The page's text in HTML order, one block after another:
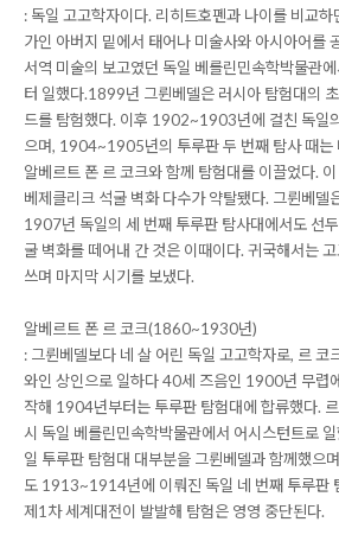
: 독일 고고학자이다. 리히트호펜과 나이를 비교
가인 아버지 밑에서 태어나 미술사와 아시아어를
서역 미술의 보고였던 독일 베를린민속학박물관
터 일했다.1899년 그륀베델은 러시아 탐험대의
드를 탐험했다. 이후 1902~1903년에 걸친 독일
으며, 1904~1905년의 투루판 두 번째 탐사 때는
알베르트 폰 르 코크와 함께 탐험대를 이끌었다.
베제클리크 석굴 벽화 다수가 약탈됐다. 그륀베
1907년 독일의 세 번째 투루판 탐사대에서도 선
굴 벽화를 떼어내 간 것은 이때이다. 귀국해서는
쓰며 마지막 시기를 보냈다.
알베르트 폰 르 코크(1860~1930년)
: 그륀베델보다 네 살 어린 독일 고고학자로, 르 코
와인 상인으로 일하다 40세 즈음인 1900년 무렵
작해 1904년부터는 투루판 탐험대에 합류했다.
시 독일 베를린민속학박물관에서 어시스턴트로
일 투루판 탐험대 대부분을 그륀베델과 함께했으
도 1913~1914년에 이뤄진 독일 네 번째 투루판
제1차 세계대전이 발발해 탐험은 영영 중단된다.